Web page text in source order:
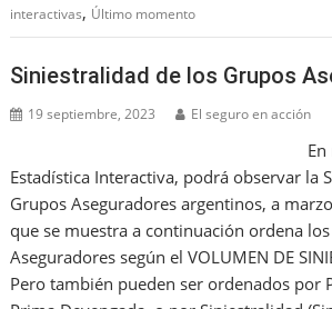
interactivas, Último momento
Siniestralidad de los Grupos
19 septiembre, 2023 El seguro en acción
Estadística Interactiva, podrá observar la
Grupos Aseguradores argentinos, a
que se muestra a continuación ordena
Aseguradores según el VOLUMEN DE
Pero también pueden ser ordenados por